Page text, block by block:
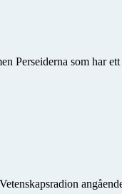
Perseiderna som har